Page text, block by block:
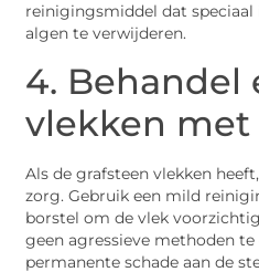
reinigingsmiddel dat
algen te verwijderen.
4. Behandel
vlekken met
Als de grafsteen vlekken
zorg. Gebruik een mild
borstel om de vlek
geen agressieve methoden
permanente schade aan de